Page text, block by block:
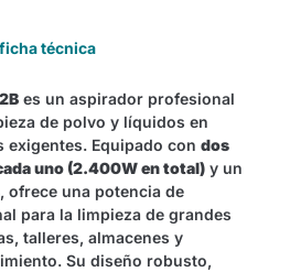
técnica
es un aspirador profesional
de polvo y líquidos en
Equipado con dos
uno (2.400W en total) y un
, ofrece una potencia de
para la limpieza de grandes
talleres, almacenes y
Su diseño robusto,